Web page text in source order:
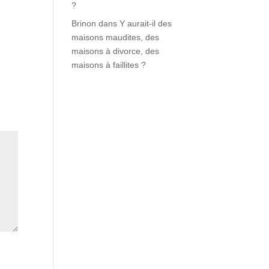
?
Brinon dansY aurait-il des
maisons maudites, des
maisons à divorce, des
maisons à faillites ?